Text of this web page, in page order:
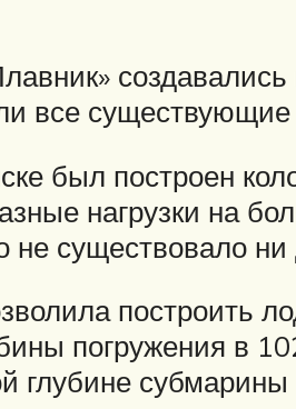
все
был построен
нагрузки на
не существовало
построить
погружения в
глубине